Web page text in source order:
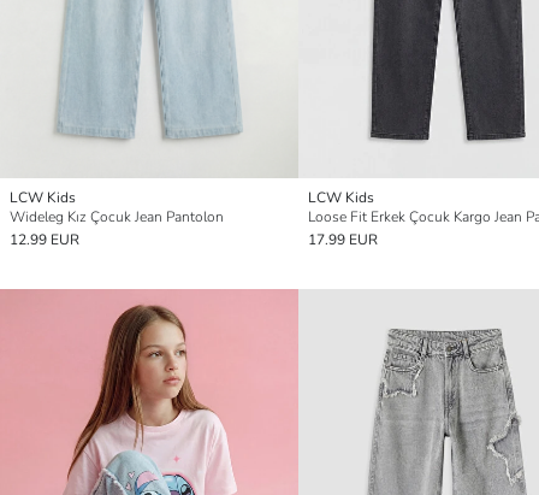
LCW Kids
Wideleg Kız Çocuk Jean Pantolon
12.99 EUR
LCW Kids
Loose Fit Erkek Çocuk Kargo Jean
17.99 EUR